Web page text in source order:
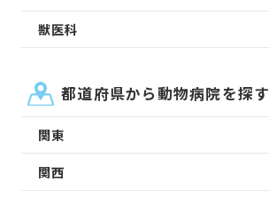
獣医科
都道府県から動物病院を探す
関東
関西